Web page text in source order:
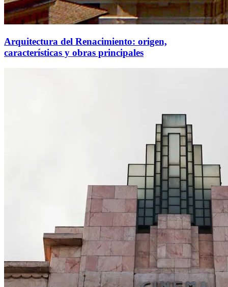
Arquitectura del Renacimiento: origen,
características y obras principales